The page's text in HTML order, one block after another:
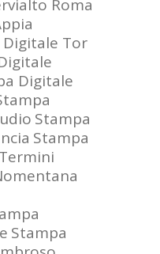
Roma
Tor
Digitale
Stampa
Stampa
Stampa